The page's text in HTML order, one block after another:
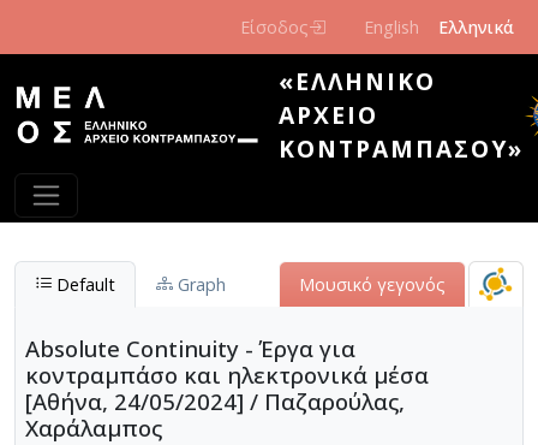
Είσοδος English Ελληνικά
«ΕΛΛΗΝΙΚΌ
ΑΡΧΕΊΟ
ΚΟΝΤΡΑΜΠΆΣΟΥ»
Default Graph Μουσικό γεγονός
Absolute Continuity - Έργα για
κοντραμπάσο και ηλεκτρονικά μέσα
[Αθήνα, 24/05/2024] / Παζαρούλας,
Χαράλαμπος